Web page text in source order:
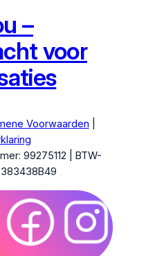
–
voor
Voorwaarden
99275112 | BTW-